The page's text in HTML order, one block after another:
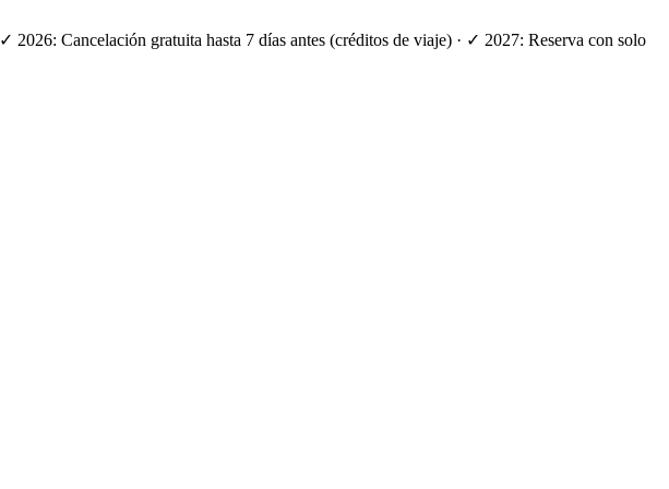
✓ 2026: Cancelación gratuita hasta 7 días antes (créditos de viaje) · ✓ 2027: Reserva con solo